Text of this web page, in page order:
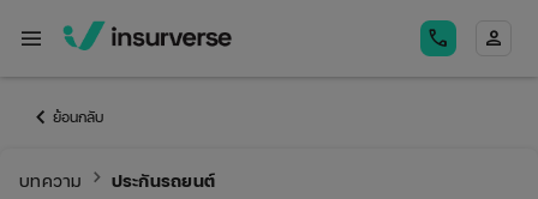
menu call person
keyboard_arrow_left ย้อนกลับ
บทความ keyboard_arrow_right ประกันรถยนต์